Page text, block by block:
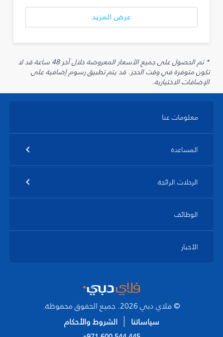
عرض المزيد
* تم الحصول على جميع الأسعار المعروضة خلال آخر 48 ساعة قد لا
تكون متوفرة في وقت الحجز. قد يتم تطبيق رسوم إضافية على
الإضافات الاختيارية.
معلومات عنا
المساعدة
الرحلات الرائجة
الوظائف
الأخبار
© فلاي دبي 2026. جميع الحقوق محفوظة.
سياساتنا
الشروط والأحكام